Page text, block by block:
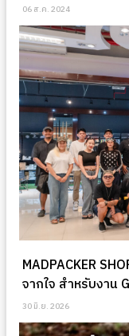
06 ส.ค. 2024
MADPACKER
จากใจ สำหรับงาน
30 มิ.ย. 2026